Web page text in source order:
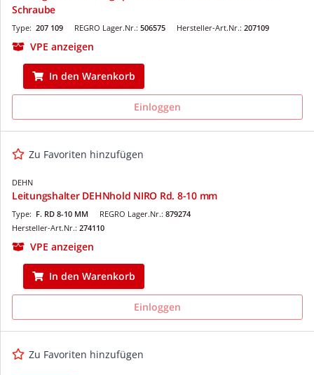
Schraube
REGRO Lager.Nr.: 506575
Type: 207 109 Hersteller-Art.Nr.: 207109
VPE anzeigen
In den Warenkorb
Einloggen
Zu Favoriten hinzufügen
DEHN
Leitungshalter DEHNhold NIRO Rd. 8-10 mm
REGRO Lager.Nr.: 879274
Type: F. RD 8-10 MM
Hersteller-Art.Nr.: 274110
VPE anzeigen
In den Warenkorb
Einloggen
Zu Favoriten hinzufügen